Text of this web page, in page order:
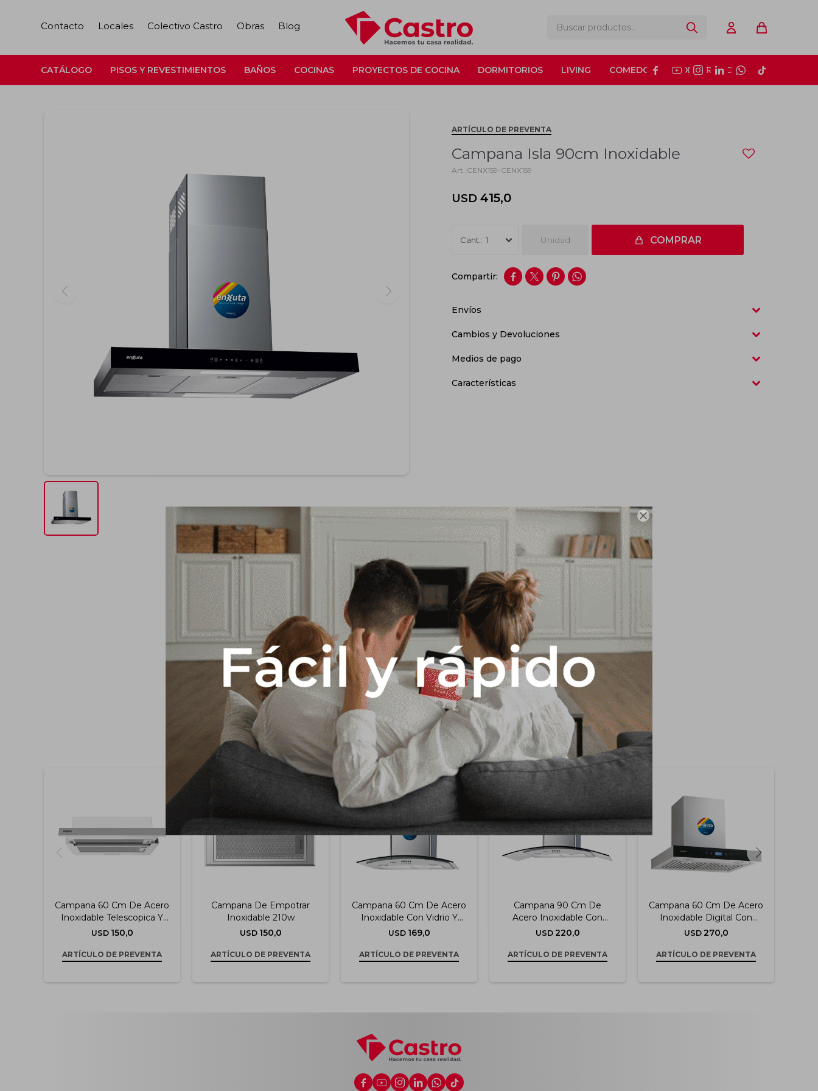

CATÁLOGO PISOS Y REVESTIMIENTOS BAÑOS COCINAS PROYECTOS DE COCINA DORMITORIOS LIVING COMEDOR CONSTRUCCIÓN
     
Contacto Locales Colectivo Castro Obras Blog
ARTÍCULO DE PREVENTA
Campana Isla 90cm Inoxidable
CENX159-CENX159
USD 415,0
1 Unidad COMPRAR
   
Envíos
Cambios y Devoluciones
Medios de pago
Características
Descripción
*NO DISPONIBLE PARA RETIRO INMEDIATO *CONFIRMAR STOCK DE PRODUCTO *CONSULTE FECHA DE
ENTREGA- Chimenea regulable hasta 1.000 mm Potencia de motor: 200 W. Potencia de extracción: 850m3/h
Panel frontal touch Luz: Led 2 x 2 W. Filtros de carbon activado Kit de instalación básico Un año de garantía
Medida sin chimenea: Al: 70 x Pr: 490 x An: 895 mm Origen: China
Productos que te pueden interesar
Campana 60 Cm De Acero
Inoxidable Telescopica Y
Extracción De 750 M3/h
USD 150,0
ARTÍCULO DE PREVENTA
Campana De Empotrar
Inoxidable 210w
USD 150,0
ARTÍCULO DE PREVENTA
Campana 60 Cm De Acero
Inoxidable Con Vidrio Y
Extracción De 750 M3/h
USD 169,0
ARTÍCULO DE PREVENTA
Campana 90 Cm De
Acero Inoxidable Con
Vidrio Y Extracción De 750
USD 220,0
ARTÍCULO DE PREVENTA
Campana 60 Cm De Acero
Inoxidable Digital Con
Extracción De 750 M3/h
USD 270,0
ARTÍCULO DE PREVENTA
     